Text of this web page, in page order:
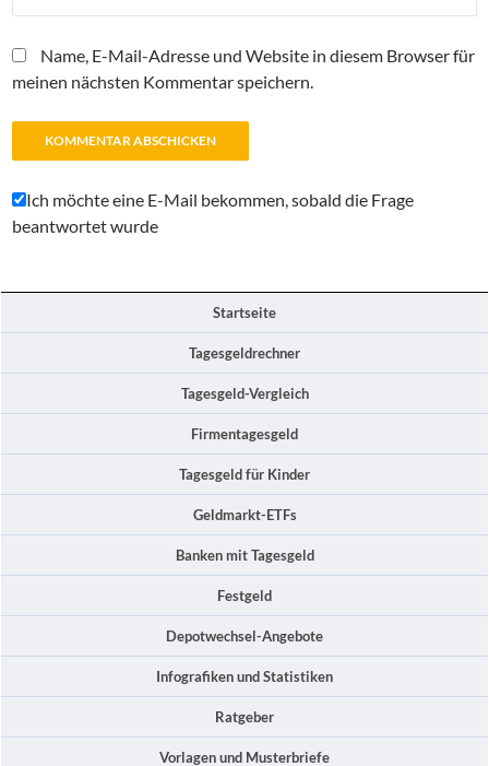
Name, E-Mail-Adresse und Website in diesem Browser für
meinen nächsten Kommentar speichern.
Ich möchte eine E-Mail bekommen, sobald die Frage
beantwortet wurde
Startseite
Tagesgeldrechner
Tagesgeld-Vergleich
Firmentagesgeld
Tagesgeld für Kinder
Geldmarkt-ETFs
Banken mit Tagesgeld
Festgeld
Depotwechsel-Angebote
Infografiken und Statistiken
Ratgeber
Vorlagen und Musterbriefe